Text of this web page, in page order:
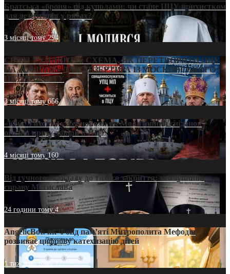
Братська «броня» під куполами: чи стане ПЦУ прихистком
для дезертирів у рясах?
3 місяці тому294
СВЯТІ УХИЛЯНТИ: СХЕМА, ЯК ПЕРЕТВОРИТИ ПЦУ
НА «ОФШОР» ДЛЯ ДЕЗЕРТИРА ІЗ МОСКОВСЬКОГО
ПАТРІАРХАТУ
3 місяці тому656
«Кейс Тихона» у Тернополі: як Молитовний сніданок
оголив кризу довіри в ПЦУ
4 місяці тому160
Від гучного скандалу до тихого закриття: хто зупинив
справу Мстислава
24 години тому4
AngelicBot: як Фонд пам’яті Митрополита Мефодія
розвиває цифрову катехизацію дітей
1 тиждень тому12